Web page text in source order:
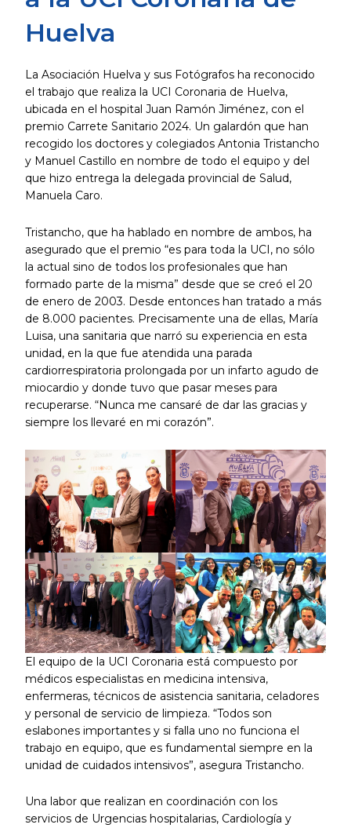
Huelva
La Asociación Huelva y sus Fotógrafos ha reconocido
el trabajo que realiza la UCI Coronaria de Huelva,
ubicada en el hospital Juan Ramón Jiménez, con el
premio Carrete Sanitario 2024. Un galardón que han
recogido los doctores y colegiados Antonia Tristancho
y Manuel Castillo en nombre de todo el equipo y del
que hizo entrega la delegada provincial de Salud,
Manuela Caro.
Tristancho, que ha hablado en nombre de ambos, ha
asegurado que el premio “es para toda la UCI, no sólo
la actual sino de todos los profesionales que han
formado parte de la misma” desde que se creó el 20
de enero de 2003. Desde entonces han tratado a más
de 8.000 pacientes. Precisamente una de ellas, María
Luisa, una sanitaria que narró su experiencia en esta
unidad, en la que fue atendida una parada
cardiorrespiratoria prolongada por un infarto agudo de
miocardio y donde tuvo que pasar meses para
recuperarse. “Nunca me cansaré de dar las gracias y
siempre los llevaré en mi corazón”.
El equipo de la UCI Coronaria está compuesto por
médicos especialistas en medicina intensiva,
enfermeras, técnicos de asistencia sanitaria, celadores
y personal de servicio de limpieza. “Todos son
eslabones importantes y si falla uno no funciona el
trabajo en equipo, que es fundamental siempre en la
unidad de cuidados intensivos”, asegura Tristancho.
Una labor que realizan en coordinación con los
servicios de Urgencias hospitalarias, Cardiología y